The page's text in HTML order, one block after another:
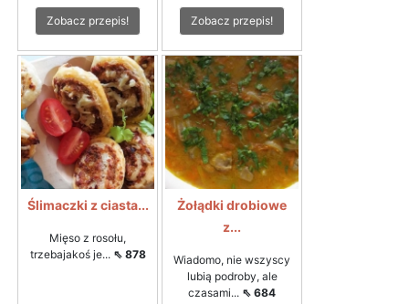
Zobacz przepis! Zobacz przepis!
Ślimaczki z ciasta...
Mięso z rosołu,
trzebajakoś je... ⇖ 878
Żołądki drobiowe
z...
Wiadomo, nie wszyscy
lubią podroby, ale
czasami... ⇖ 684